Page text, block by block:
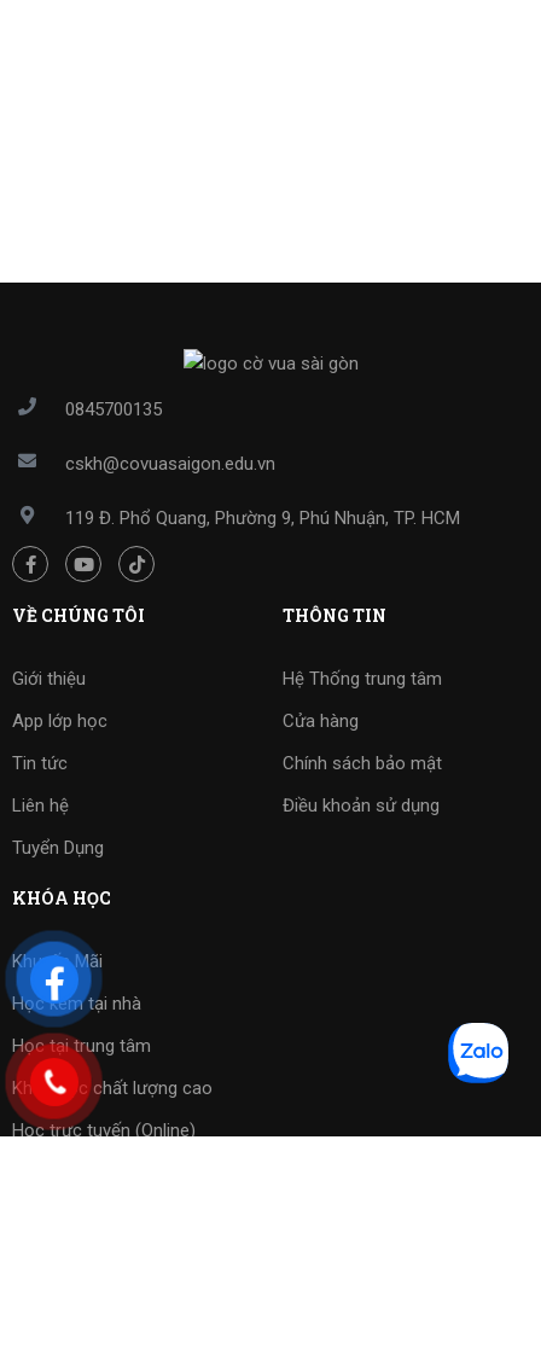
0845700135
cskh@covuasaigon.edu.vn
119 Đ. Phổ Quang, Phường 9, Phú Nhuận, TP. HCM
VỀ CHÚNG TÔI
Giới thiệu
App lớp học
Tin tức
Liên hệ
Tuyển Dụng
THÔNG TIN
Hệ Thống trung tâm
Cửa hàng
Chính sách bảo mật
Điều khoản sử dụng
KHÓA HỌC
Khuyến Mãi
Học kèm tại nhà
Học tại trung tâm
Khóa học chất lượng cao
Học trực tuyến (Online)